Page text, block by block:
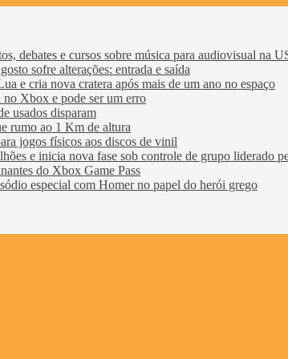
debates e cursos sobre música para audiovisual na
sofre alterações: entrada e saída
e cria nova cratera após mais de um ano no espaço
no Xbox e pode ser um erro
usados disparam
rumo ao 1 Km de altura
jogos físicos aos discos de vinil
e inicia nova fase sob controle de grupo liderado
do Xbox Game Pass
especial com Homer no papel do herói grego